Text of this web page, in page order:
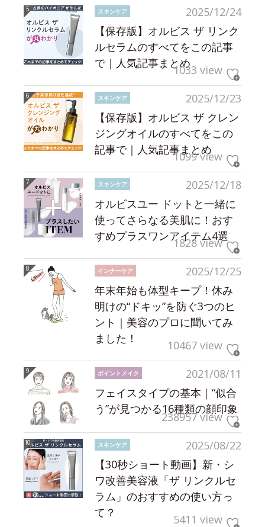
2025/12/24
スキンケア
【保存版】オルビス ザ リンク
ルセラムのすべてをこの記事
で｜人気記事まとめ1033 view
2025/12/23
スキンケア
【保存版】オルビス ザ クレン
ジングオイルのすべてをこの
記事で｜人気記事まとめ
1099 view
2025/12/18
スキンケア
オルビスユー ドットと一緒に
使ってさらなる美肌に！おす
すめプラスワンアイテム4選
1828 view
2025/12/25
インナーケア
年末年始も体型キープ！休み
明けの“ドキッ”を防ぐ3つのヒ
ント｜美容のプロに聞いてみ
ました！
10467 view
2021/08/11
ポイントメイク
フェイスタイプの基本｜“似合
う”が見つかる16種類の顔印象
238957 view
2025/08/22
スキンケア
【30秒ショート動画】新・シ
ワ改善美容液「ザ リンクルセ
ラム」のおすすめの使い方っ
て？
5411 view